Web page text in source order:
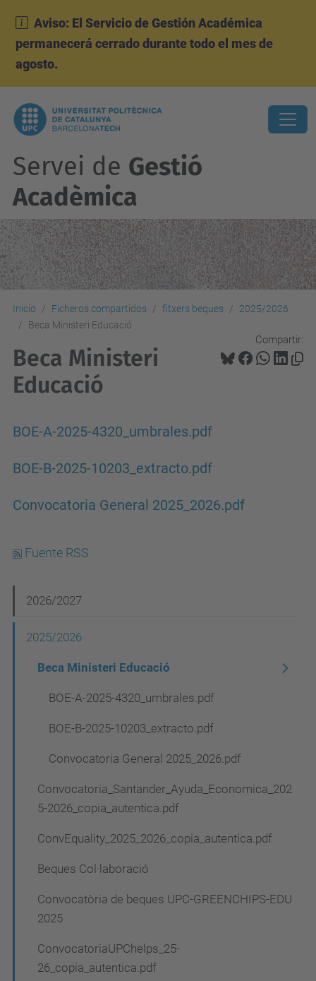
Aviso: El Servicio de Gestión Académica
permanecerá cerrado durante todo el mes de
agosto.
Servei de Gestió
Acadèmica
Inicio Ficheros compartidos fitxers beques
2025/2026
Beca Ministeri Educació
Compartir:
Beca Ministeri
Educació
BOE-A-2025-4320_umbrales.pdf
BOE-B-2025-10203_extracto.pdf
Convocatoria General 2025_2026.pdf
Fuente RSS
a
2026/2027
2025/2026
Beca Ministeri Educació
BOE-A-2025-4320_umbrales.pdf
BOE-B-2025-10203_extracto.pdf
Convocatoria General 2025_2026.pdf
Convocatoria_Santander_Ayuda_Economica_202
5-2026_copia_autentica.pdf
ConvEquality_2025_2026_copia_autentica.pdf
Beques Col·laboració
Convocatòria de beques UPC-GREENCHIPS-EDU
2025
ConvocatoriaUPChelps_25-
26_copia_autentica.pdf